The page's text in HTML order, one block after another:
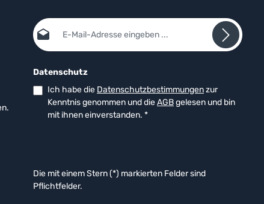
E-Mail-Adresse*
Datenschutz
Ich habe die Datenschutzbestimmungenzur
Kenntnis genommen und dieAGBgelesen und bin
mit ihnen einverstanden. *
Die mit einem Stern (*) markierten Felder sind
Pflichtfelder.